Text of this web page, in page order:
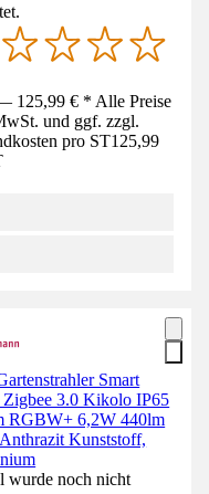
125,99 € * Alle Preise
und ggf. zzgl.
pro ST125,99
Smart
Zigbee 3.0 Kikolo IP65
RGBW+ 6,2W 440lm
Kunststoff,
wurde noch nicht